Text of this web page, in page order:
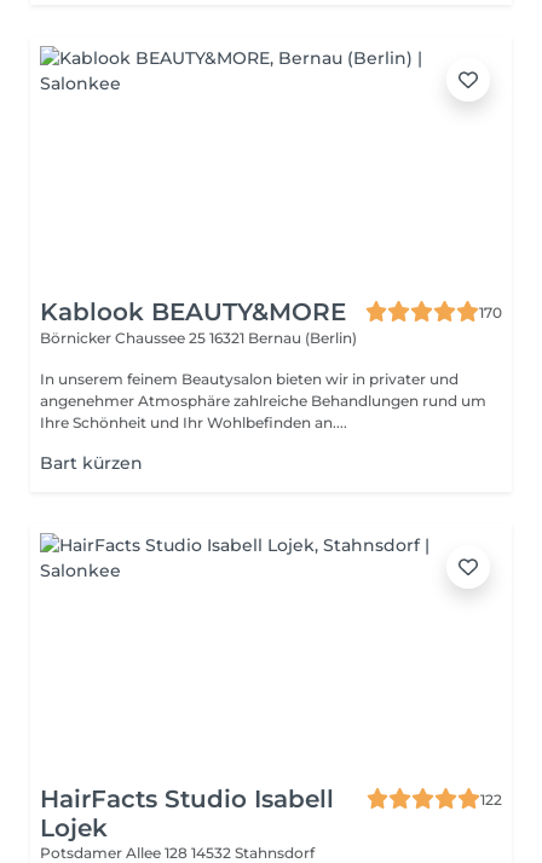
Kablook BEAUTY&MORE
170
Börnicker Chaussee 25 16321 Bernau (Berlin)
In unserem feinem Beautysalon bieten wir in privater und
angenehmer Atmosphäre zahlreiche Behandlungen rund um
Ihre Schönheit und Ihr Wohlbefinden an....
Bart kürzen
HairFacts Studio Isabell
Lojek
122
Potsdamer Allee 128 14532 Stahnsdorf